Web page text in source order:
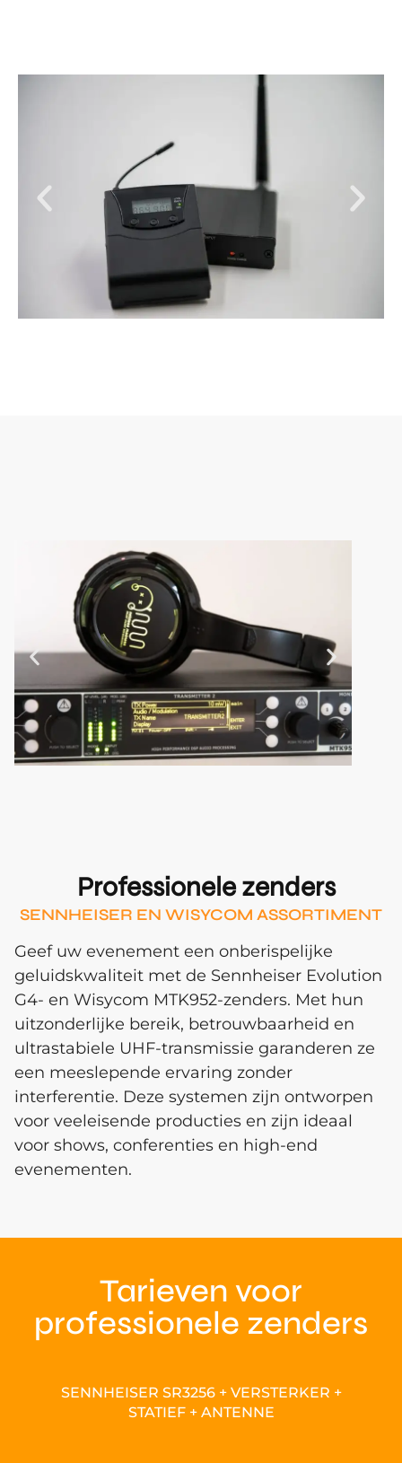
Professionele zenders
SENNHEISER EN WISYCOM ASSORTIMENT
Geef uw evenement een onberispelijke
geluidskwaliteit met de Sennheiser Evolution
G4- en Wisycom MTK952-zenders. Met hun
uitzonderlijke bereik, betrouwbaarheid en
ultrastabiele UHF-transmissie garanderen ze
een meeslepende ervaring zonder
interferentie. Deze systemen zijn ontworpen
voor veeleisende producties en zijn ideaal
voor shows, conferenties en high-end
evenementen.
Tarieven voor
professionele zenders
SENNHEISER SR3256 + VERSTERKER +
STATIEF + ANTENNE